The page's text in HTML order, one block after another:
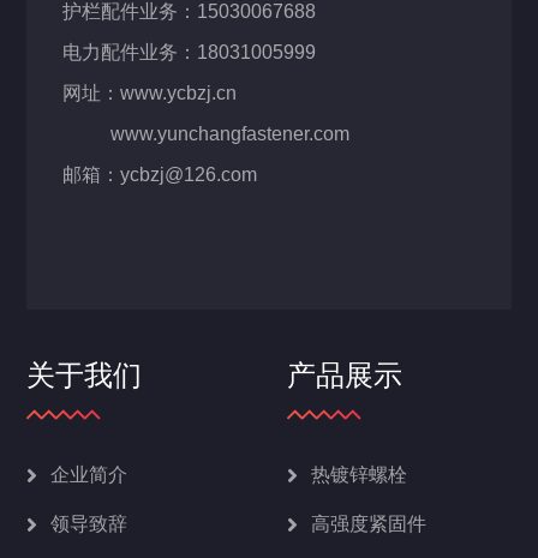
护栏配件业务：15030067688
电力配件业务：18031005999
网址：www.ycbzj.cn
www.yunchangfastener.com
邮箱：ycbzj@126.com
关于我们
企业简介
领导致辞
产品展示
热镀锌螺栓
高强度紧固件